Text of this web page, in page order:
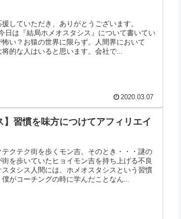
していただき、ありがとうございます。
日は『結局ホメオスタシス』について書いてい
い？お猿の世界に限らず。人間界において
的な人はいると思います。会社で...
2020.03.07
】習慣を味方につけてアフィリエイ
クテク街を歩くモン吉。そのとき・・・謎の
を歩いていたヒョイモン吉を持ち上げる不良
タシス人間には、ホメオスタシスという習慣
がコーチングの時に学んだことなん...